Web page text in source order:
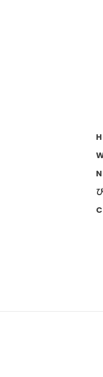
ありがとうございます。
アル「ローズヒップ＆ハイビスカ